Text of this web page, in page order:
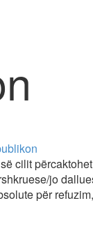
cilit
jo
për refuzim,